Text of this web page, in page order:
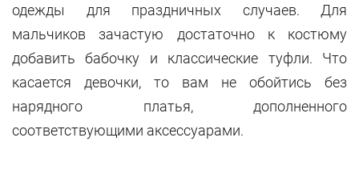
одежды для праздничных случаев. Для
мальчиков зачастую достаточно к костюму
добавить бабочку и классические туфли. Что
касается девочки, то вам не обойтись без
нарядного платья, дополненного
соответствующими аксессуарами.